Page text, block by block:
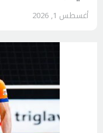
أغسطس 1, 2026